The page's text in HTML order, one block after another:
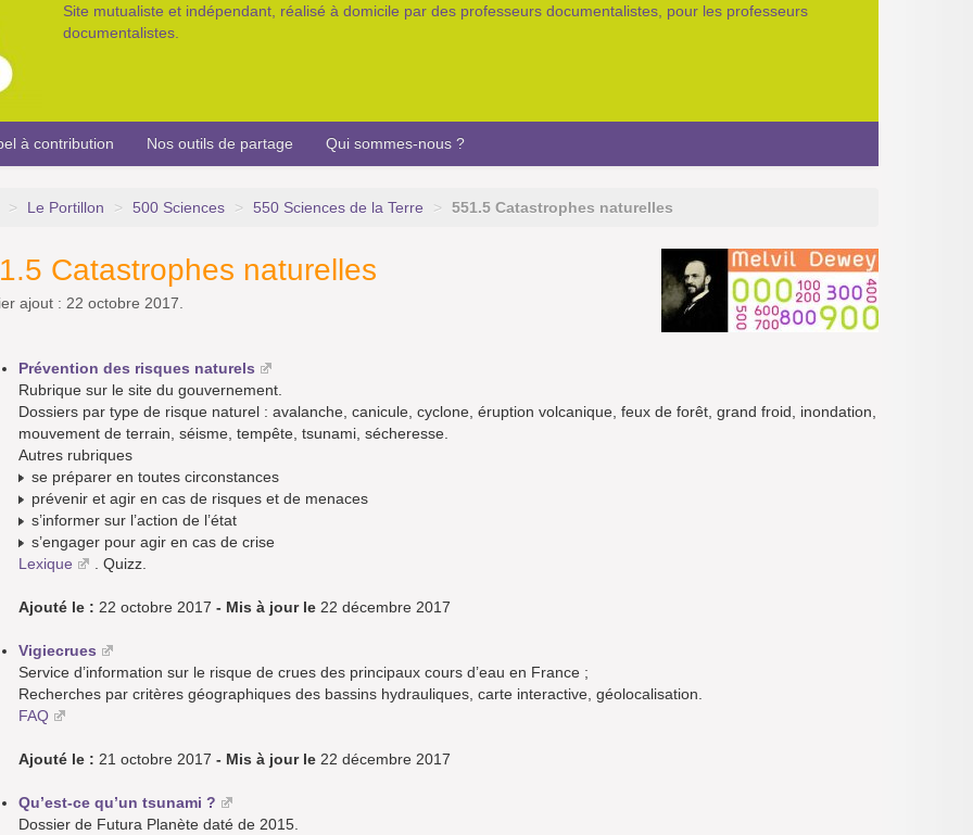
Site mutualiste et indépendant, réalisé à domicile par des professeurs documentalistes, pour les professeurs
documentalistes.
à contribution Nos outils de partage Qui sommes-nous ?
> Le Portillon > 500 Sciences > 550 Sciences de la Terre > 551.5 Catastrophes naturelles
Catastrophes naturelles
ajout : 22 octobre 2017.
Prévention des risques naturels
Rubrique sur le site du gouvernement.
Dossiers par type de risque naturel : avalanche, canicule, cyclone, éruption volcanique, feux de forêt, grand froid, inondation,
mouvement de terrain, séisme, tempête, tsunami, sécheresse.
Autres rubriques
se préparer en toutes circonstances
prévenir et agir en cas de risques et de menaces
s’informer sur l’action de l’état
s’engager pour agir en cas de crise
Lexique
. Quizz.
Ajouté le : 22 octobre 2017 - Mis à jour le 22 décembre 2017
Vigiecrues
Service d’information sur le risque de crues des principaux cours d’eau en France ;
Recherches par critères géographiques des bassins hydrauliques, carte interactive, géolocalisation.
FAQ
Ajouté le : 21 octobre 2017 - Mis à jour le 22 décembre 2017
Qu’est-ce qu’un tsunami ?
Dossier de Futura Planète daté de 2015.